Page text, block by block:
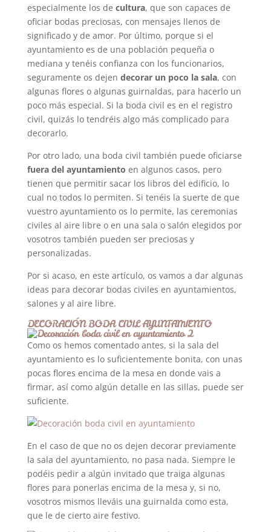
especialmente los de cultura, que son capaces de
oficiar bodas preciosas, con mensajes llenos de
significado y de amor. Por último, porque si el
ayuntamiento es de una población pequeña o
mediana y tenéis confianza con los funcionarios,
seguramente os dejen decorar un poco la sala, con
algunas flores o algunas guirnaldas, para hacerlo un
poco más especial. Si la boda civil es en el registro
civil, quizás lo tendréis algo más complicado para
decorarlo.
Por otro lado, una boda civil también puede oficiarse
fuera del ayuntamiento en algunos casos, pero
tienen que permitir sacar los libros del edificio, lo
cual no todos lo permiten. Si tenéis la suerte de que
vuestro ayuntamiento os lo permite, las ceremonias
civiles al aire libre o en una sala o salón elegidos por
vosotros también pueden ser preciosas y
personalizadas.
Por si acaso, en este artículo, os vamos a dar algunas
ideas para decorar bodas civiles en ayuntamientos,
salones y al aire libre.
DECORACIÓN BODA CIVIL AYUNTAMIENTO
Como os hemos comentado antes, si la sala del
ayuntamiento es lo suficientemente bonita, con unas
pocas flores encima de la mesa en donde vais a
firmar, así como algún detalle en las sillas, puede ser
suficiente.
En el caso de que no os dejen decorar previamente
la sala del ayuntamiento, no pasa nada. Siempre le
podéis pedir a algún invitado que traiga algunas
flores para ponerlas encima de la mesa y, si no,
vosotros mismos lleváis una guirnalda como esta,
que le de cierto aire festivo.